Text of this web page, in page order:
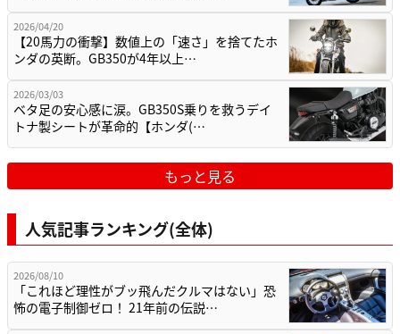
2026/04/20
【20馬力の衝撃】数値上の「速さ」を捨てたホ
ンダの英断。GB350が4年以上…
2026/03/03
ベタ足の安心感に涙。GB350S乗りを救うデイ
トナ製シートが革命的【ホンダ(…
もっと見る
人気記事ランキング(全体)
2026/08/10
「これほど理性がブッ飛んだクルマはない」恐
怖の電子制御ゼロ！ 21年前の伝説…